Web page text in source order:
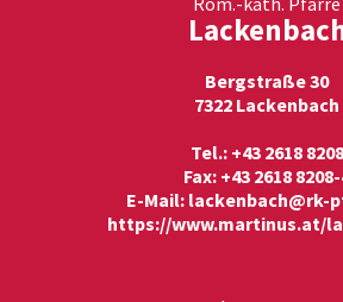
Bergstraße 30
7322 Lackenbach
Tel.: +43 2618 8208
Fax: +43 2618
E-Mail: lackenbach@rk-
https://www.martinus.at/